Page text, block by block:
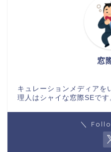
窓
キュレーションメディアを
理人はシャイな窓際SEです
＼